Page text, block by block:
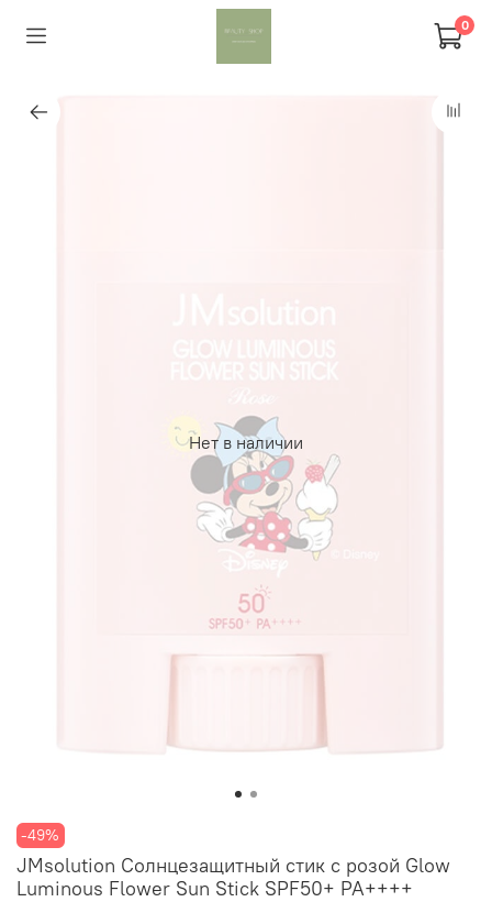
0
Нет в наличии
-49%
JMsolution Солнцезащитный стик с розой Glow
Luminous Flower Sun Stick SPF50+ PA++++